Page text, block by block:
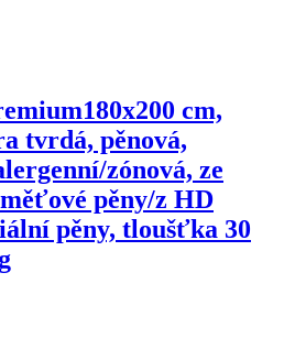
180x200 cm,
tvrdá, pěnová,
zónová, ze
pěny/z HD
pěny, tloušťka 30